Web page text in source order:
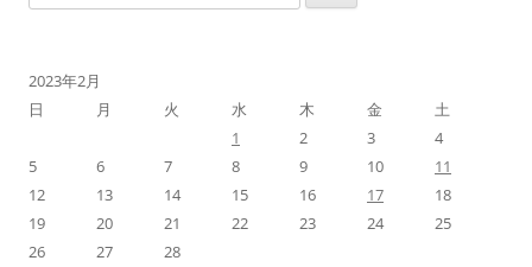
索:
2023年2月
日
月 火 水 木 金
土
1
2 3
4
5
6 7 8 9 10
11
12
13 14 15 16 17
18
19
20 21 22 23 24
25
26
27
28